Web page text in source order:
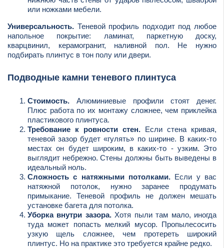
или ножками мебели.
Универсальность. Теневой профиль подходит под любое
напольное покрытие: ламинат, паркетную доску,
кварцвинил, керамогранит, наливной пол. Не нужно
подбирать плинтус в тон полу или двери.
Подводные камни теневого плинтуса
Стоимость. Алюминиевые профили стоят денег.
Плюс работа по их монтажу сложнее, чем приклейка
пластикового плинтуса.
Требование к ровности стен. Если стена кривая,
теневой зазор будет «гулять» по ширине. В каких-то
местах он будет широким, в каких-то - узким. Это
выглядит небрежно. Стены должны быть выведены в
идеальный ноль.
Сложность с натяжными потолками. Если у вас
натяжной потолок, нужно заранее продумать
примыкание. Теневой профиль не должен мешать
установке багета для потолка.
Уборка внутри зазора.Хотя пыли там мало, иногда
туда может попасть мелкий мусор. Пропылесосить
узкую щель сложнее, чем протереть широкий
плинтус. Но на практике это требуется крайне редко.